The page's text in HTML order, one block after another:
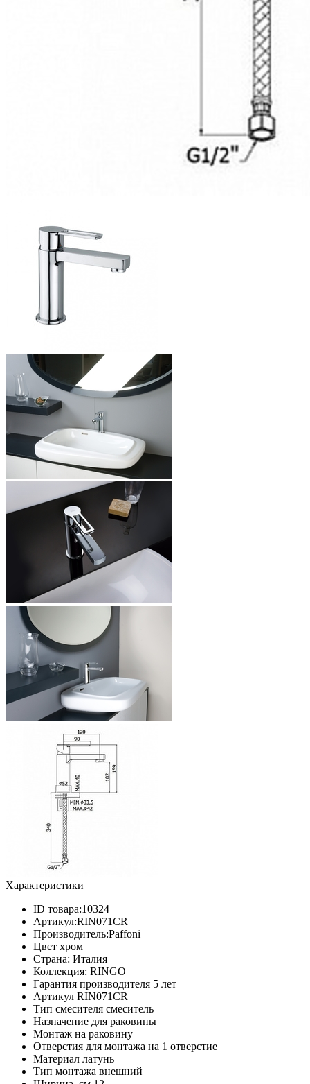
Характеристики
ID товара:10324
Артикул:RIN071CR
Производитель:Paffoni
Цвет хром
Страна: Италия
Коллекция: RINGO
Гарантия производителя 5 лет
Артикул RIN071CR
Тип смесителя смеситель
Назначение для раковины
Монтаж на раковину
Отверстия для монтажа на 1 отверстие
Материал латунь
Тип монтажа внешний